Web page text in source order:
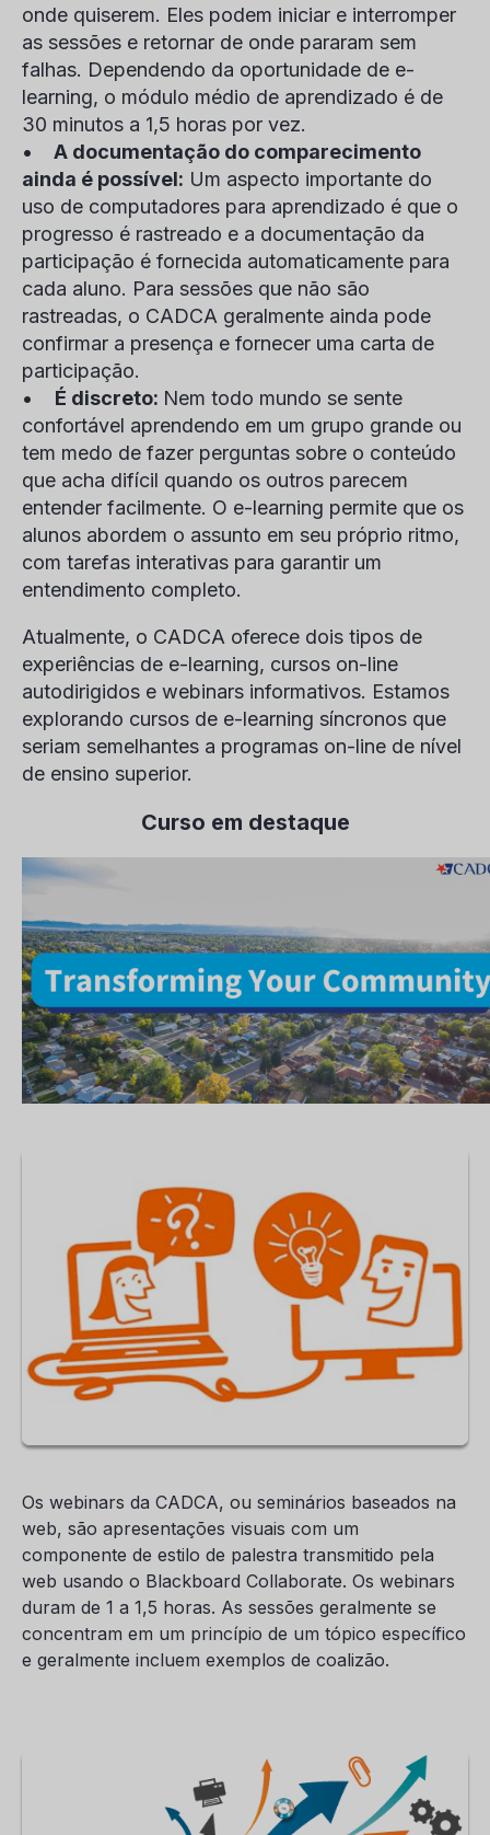
onde quiserem. Eles podem iniciar e interromper
as sessões e retornar de onde pararam sem
falhas. Dependendo da oportunidade de e-
learning, o módulo médio de aprendizado é de
30 minutos a 1,5 horas por vez.
•
A documentação do comparecimento
ainda é possível: Um aspecto importante do
uso de computadores para aprendizado é que o
progresso é rastreado e a documentação da
participação é fornecida automaticamente para
cada aluno. Para sessões que não são
rastreadas, o CADCA geralmente ainda pode
confirmar a presença e fornecer uma carta de
participação.
• É discreto: Nem todo mundo se sente
confortável aprendendo em um grupo grande ou
tem medo de fazer perguntas sobre o conteúdo
que acha difícil quando os outros parecem
entender facilmente. O e-learning permite que os
alunos abordem o assunto em seu próprio ritmo,
com tarefas interativas para garantir um
entendimento completo.
Atualmente, o CADCA oferece dois tipos de
experiências de e-learning, cursos on-line
autodirigidos e webinars informativos. Estamos
explorando cursos de e-learning síncronos que
seriam semelhantes a programas on-line de nível
de ensino superior.
Curso em destaque
Os webinars da CADCA, ou seminários baseados na
web, são apresentações visuais com um
componente de estilo de palestra transmitido pela
web usando o Blackboard Collaborate. Os webinars
duram de 1 a 1,5 horas. As sessões geralmente se
concentram em um princípio de um tópico específico
e geralmente incluem exemplos de coalizão.